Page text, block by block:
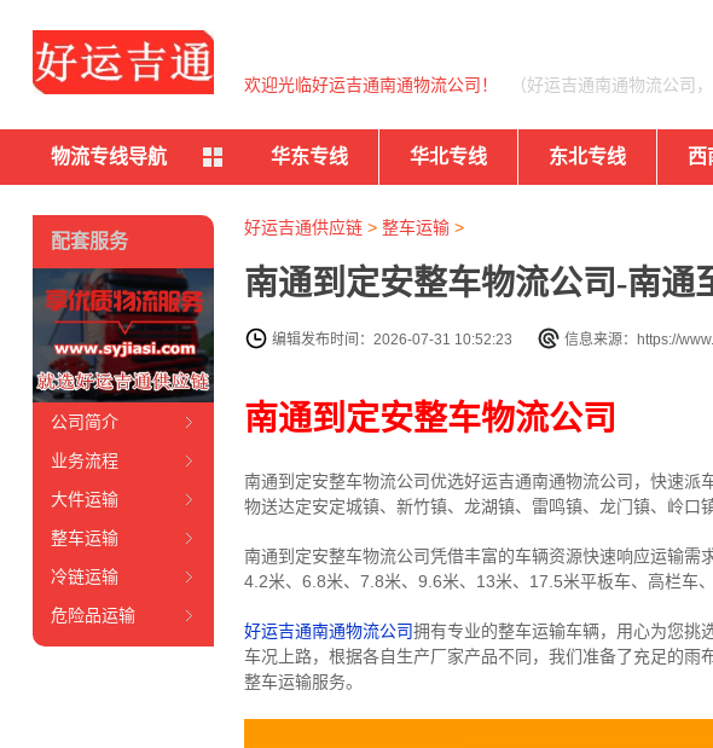
欢迎光临好运吉通南通物流公司！ （好运吉通南通物流公司
物流专线导航 华东专线 华北专线 东北专线 西
好运吉通供应链> 整车运输>
南通到定安整车物流公司-南通
编辑发布时间：2026-07-31 10:52:23 信息来源：https://
南通到定安整车物流公司
南通到定安整车物流公司优选好运吉通南通物流公司，快速
物送达定安定城镇、新竹镇、龙湖镇、雷鸣镇、龙门镇、岭口
南通到定安整车物流公司凭借丰富的车辆资源快速响应运输需
4.2米、6.8米、7.8米、9.6米、13米、17.5米平板车、高栏车
好运吉通南通物流公司拥有专业的整车运输车辆，用心为您挑
车况上路，根据各自生产厂家产品不同，我们准备了充足的
整车运输服务。
配套服务
公司简介
业务流程
大件运输
整车运输
冷链运输
危险品运输